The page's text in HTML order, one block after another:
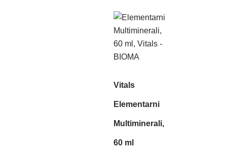
Vitals
Elementarni
Multiminerali,
60 ml